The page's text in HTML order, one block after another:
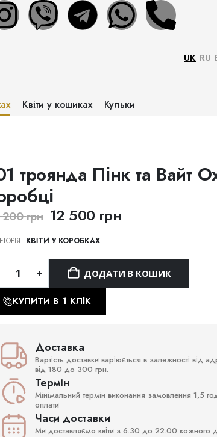
Квіти у кошиках Кульки
UK RU
троянда Пінк та Вайт
200грн 12 500 грн
КВІТИ У КОРОБКАХ
ДОДАТИ В КОШИК
КУПИТИ В 1 КЛІК
Доставка
Вартість доставки варіюється в залежності від
від 180 до 300 грн.
Термін
Мінімальний термін виконання замовлення 1,5
оплати
Часи доставки
Ми доставляємо квіти з 6.30 до 22.00 кожного